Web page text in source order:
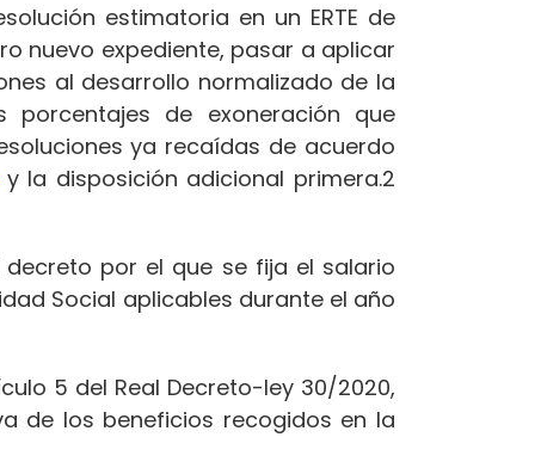
estimatoria en un ERTE de
nuevo expediente, pasar a aplicar
al desarrollo normalizado de la
de exoneración que
ya recaídas de acuerdo
y la disposición adicional primera.2
por el que se fija el salario
Social aplicables durante el año
5 del Real Decreto-ley 30/2020,
de los beneficios recogidos en la